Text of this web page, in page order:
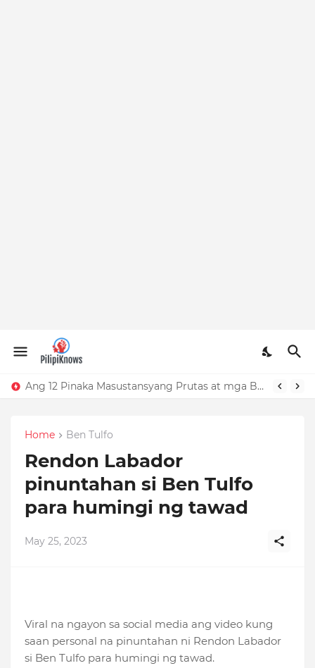
Ang 12 Pinaka Masustansyang Prutas at mga Benepisyo nito
Home Ben Tulfo
Rendon Labador
pinuntahan si Ben Tulfo
para humingi ng tawad
May 25, 2023
Viral na ngayon sa social media ang video kung
saan personal na pinuntahan ni Rendon Labador
si Ben Tulfo para humingi ng tawad.